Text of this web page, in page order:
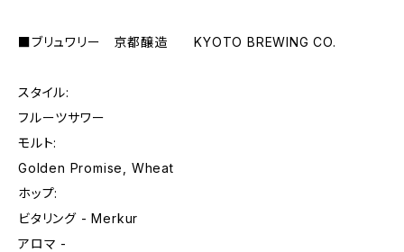
■ブリュワリー 京都醸造 KYOTO BREWING CO.
スタイル:
フルーツサワー
モルト:
Golden Promise, Wheat
ホップ:
ビタリング - Merkur
アロマ -